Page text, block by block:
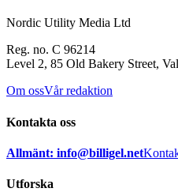
Nordic Utility Media Ltd
Reg. no. C 96214
Level 2, 85 Old Bakery Street,
Om ossVår redaktion
Kontakta oss
Allmänt: info@billigel.net
Utforska